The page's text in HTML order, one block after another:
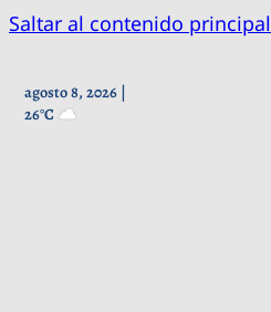
Saltar al contenido principal
agosto 8, 2026 |
26°C